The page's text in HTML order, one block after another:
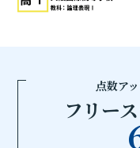
点数ア
フリー